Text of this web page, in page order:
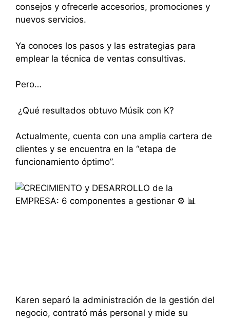
consejos y ofrecerle accesorios, promociones y
nuevos servicios.
Ya conoces los pasos y las estrategias para
emplear la técnica de ventas consultivas.
Pero…
¿Qué resultados obtuvo Músik con K?
Actualmente, cuenta con una amplia cartera de
clientes y se encuentra en la “etapa de
funcionamiento óptimo”.
Karen separó la administración de la gestión del
negocio, contrató más personal y mide su